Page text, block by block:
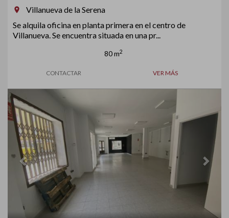
room
Villanueva de la Serena
Se alquila oficina en planta primera en el centro de
Villanueva. Se encuentra situada en una pr...
80 m2
CONTACTAR VER MÁS
Previous